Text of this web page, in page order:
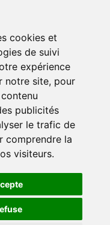
cookies et
de suivi
expérience
notre site, pour
publicités
le trafic de
comprendre la
visiteurs.
sociaux
dernières tendances